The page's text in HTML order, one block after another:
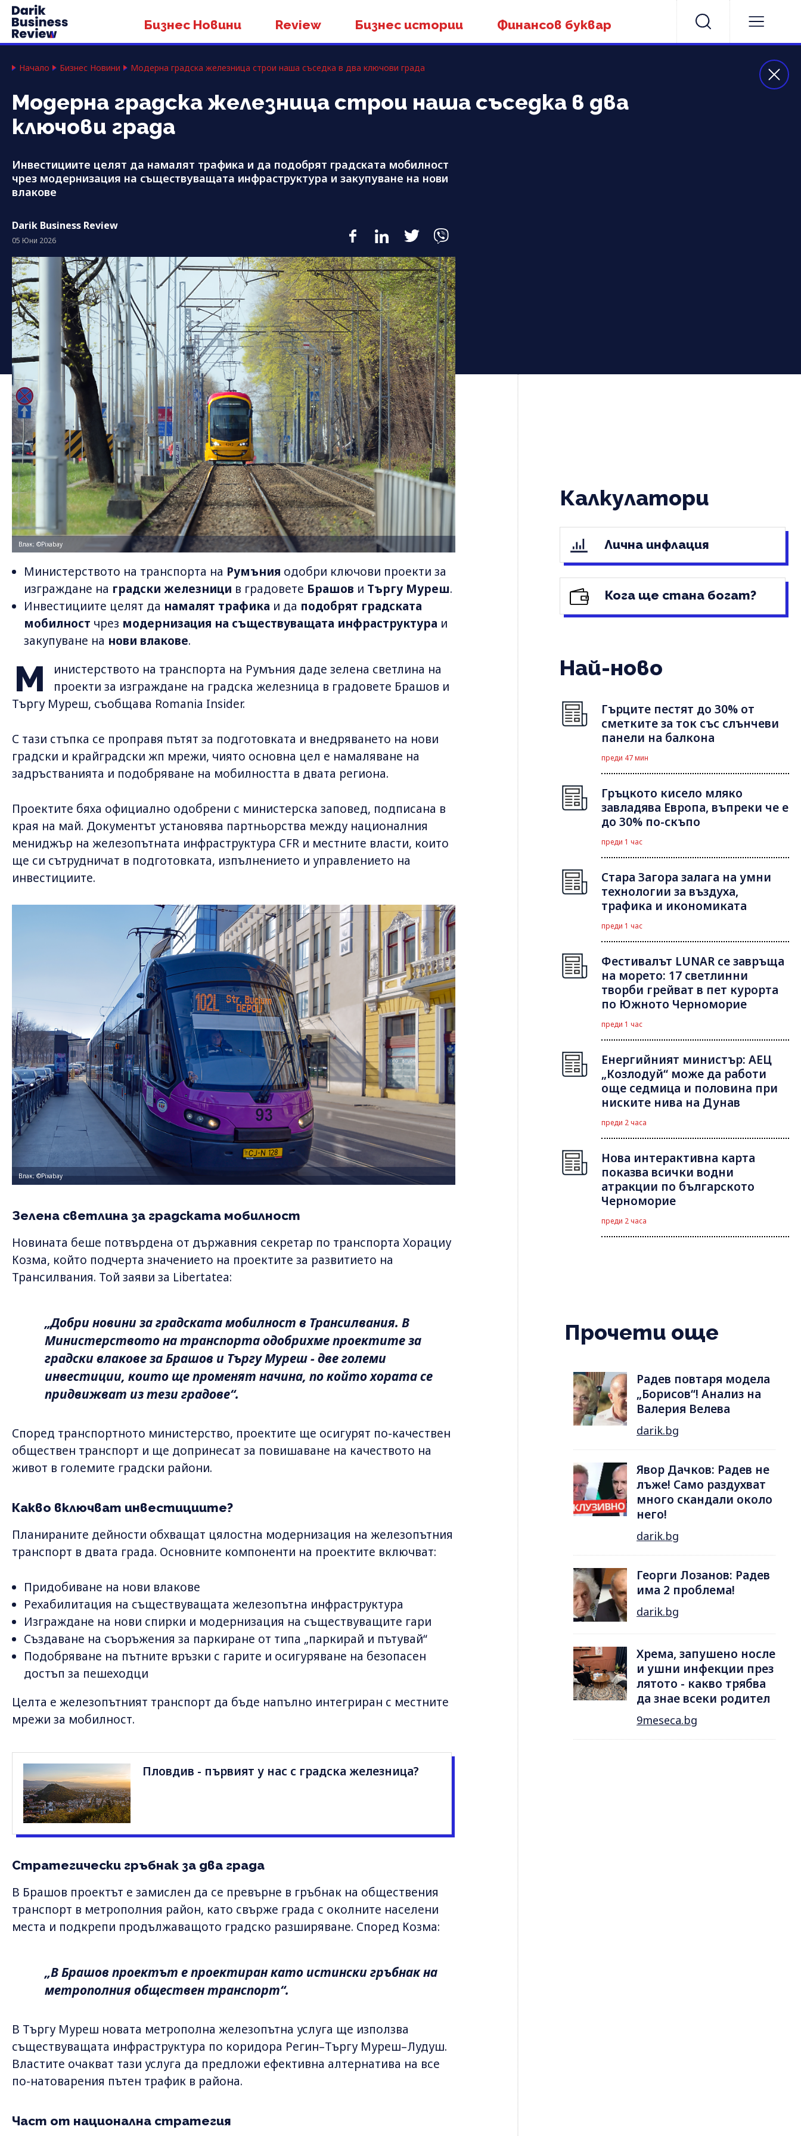
Бизнес Новини Review Бизнес истории Финансов буквар
Начало Бизнес Новини Модерна градска железница строи наша съседка в два ключови града
Модерна градска железница строи наша съседка в два
ключови града
Инвестициите целят да намалят трафика и да подобрят градската мобилност
чрез модернизация на съществуващата инфраструктура и закупуване на нови
влакове
Darik Business Review
05 Юни 2026
Влак; ©Pixabay
Министерството на транспорта на Румъния одобри ключови проекти за
изграждане на градски железници в градовете Брашов и Търгу Муреш.
Инвестициите целят да намалят трафика и да подобрят градската
мобилност чрез модернизация на съществуващата инфраструктура и
закупуване на нови влакове.
М
инистерството на транспорта на Румъния даде зелена светлина на
проекти за изграждане на градска железница в градовете Брашов и
Търгу Муреш, съобщава Romania Insider.
С тази стъпка се проправя пътят за подготовката и внедряването на нови
градски и крайградски жп мрежи, чиято основна цел е намаляване на
задръстванията и подобряване на мобилността в двата региона.
Проектите бяха официално одобрени с министерска заповед, подписана в
края на май. Документът установява партньорства между националния
мениджър на железопътната инфраструктура CFR и местните власти, които
ще си сътрудничат в подготовката, изпълнението и управлението на
инвестициите.
Влак; ©Pixabay
Зелена светлина за градската мобилност
Новината беше потвърдена от държавния секретар по транспорта Хорациу
Козма, който подчерта значението на проектите за развитието на
Трансилвания. Той заяви за Libertatea:
„Добри новини за градската мобилност в Трансилвания. В
Министерството на транспорта одобрихме проектите за
градски влакове за Брашов и Търгу Муреш - две големи
инвестиции, които ще променят начина, по който хората се
придвижват из тези градове“.
Според транспортното министерство, проектите ще осигурят по-качествен
обществен транспорт и ще допринесат за повишаване на качеството на
живот в големите градски райони.
Какво включват инвестициите?
Планираните дейности обхващат цялостна модернизация на железопътния
транспорт в двата града. Основните компоненти на проектите включват:
Придобиване на нови влакове
Рехабилитация на съществуващата железопътна инфраструктура
Изграждане на нови спирки и модернизация на съществуващите гари
Създаване на съоръжения за паркиране от типа „паркирай и пътувай“
Подобряване на пътните връзки с гарите и осигуряване на безопасен
достъп за пешеходци
Целта е железопътният транспорт да бъде напълно интегриран с местните
мрежи за мобилност.
Пловдив - първият у нас с градска железница?
Стратегически гръбнак за два града
В Брашов проектът е замислен да се превърне в гръбнак на обществения
транспорт в метрополния район, като свърже града с околните населени
места и подкрепи продължаващото градско разширяване. Според Козма:
„В Брашов проектът е проектиран като истински гръбнак на
метрополния обществен транспорт“.
В Търгу Муреш новата метрополна железопътна услуга ще използва
съществуващата инфраструктура по коридора Регин–Търгу Муреш–Лудуш.
Властите очакват тази услуга да предложи ефективна алтернатива на все
по-натоварения пътен трафик в района.
Част от национална стратегия
Калкулатори
Лична инфлация
Кога ще стана богат?
Най-ново
Гърците пестят до 30% от
сметките за ток със слънчеви
панели на балкона
преди 47 мин
Гръцкото кисело мляко
завладява Европа, въпреки че е
до 30% по-скъпо
преди 1 час
Стара Загора залага на умни
технологии за въздуха,
трафика и икономиката
преди 1 час
Фестивалът LUNAR се завръща
на морето: 17 светлинни
творби грейват в пет курорта
по Южното Черноморие
преди 1 час
Енергийният министър: АЕЦ
„Козлодуй“ може да работи
още седмица и половина при
ниските нива на Дунав
преди 2 часа
Нова интерактивна карта
показва всички водни
атракции по българското
Черноморие
преди 2 часа
Прочети още
Радев повтаря модела
„Борисов“! Анализ на
Валерия Велева
darik.bg
Явор Дачков: Радев не
лъже! Само раздухват
много скандали около
него!
darik.bg
Георги Лозанов: Радев
има 2 проблема!
darik.bg
Хрема, запушено носле
и ушни инфекции през
лятотo - какво трябва
да знае всеки родител
9meseca.bg